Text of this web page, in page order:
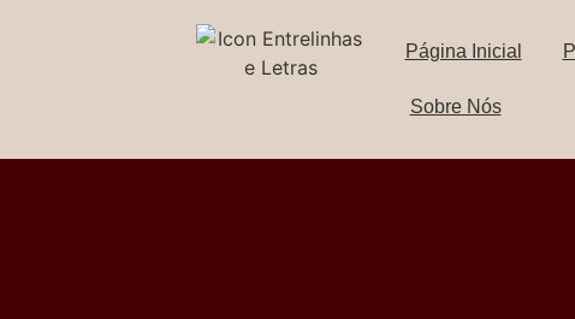
Página Inicial
Sobre Nós